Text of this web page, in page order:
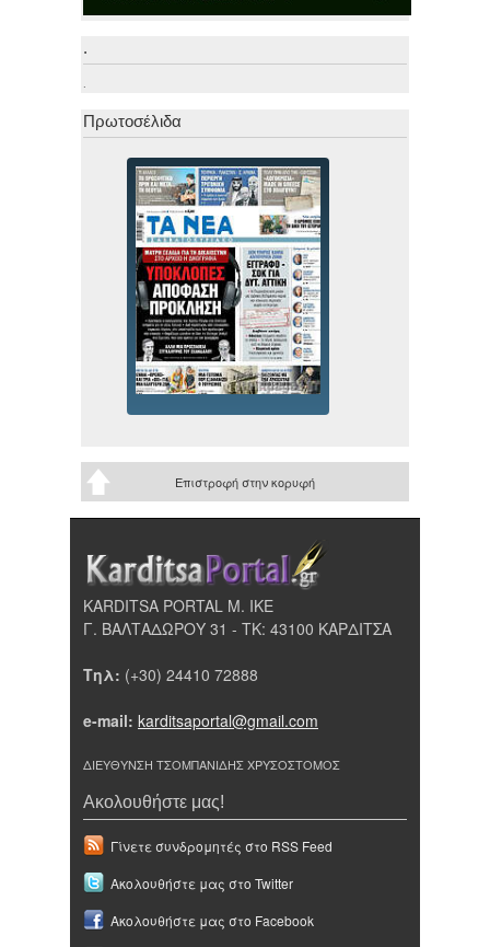
.
.
Πρωτοσέλιδα
Επιστροφή στην κορυφή
KARDITSA PORTAL Μ. ΙΚΕ
Γ. ΒΑΛΤΑΔΩΡΟΥ 31 - ΤΚ: 43100 ΚΑΡΔΙΤΣΑ
Τηλ: (+30) 24410 72888
e-mail: karditsaportal@gmail.com
ΔΙΕΥΘΥΝΣΗ ΤΣΟΜΠΑΝΙΔΗΣ ΧΡΥΣΟΣΤΟΜΟΣ
Ακολουθήστε μας!
Γίνετε συνδρομητές στο RSS Feed
Ακολουθήστε μας στο Twitter
Ακολουθήστε μας στο Facebook